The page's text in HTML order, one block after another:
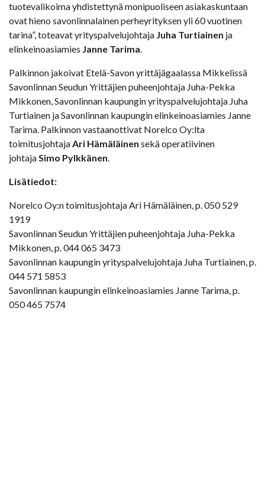
tuotevalikoima yhdistettynä monipuoliseen asiakaskuntaan
ovat hieno savonlinnalainen perheyrityksen yli 60 vuotinen
tarina”, toteavat yrityspalvelujohtaja Juha Turtiainen ja
elinkeinoasiamies Janne Tarima.
Palkinnon jakoivat Etelä-Savon yrittäjägaalassa Mikkelissä
Savonlinnan Seudun Yrittäjien puheenjohtaja Juha-Pekka
Mikkonen, Savonlinnan kaupungin yrityspalvelujohtaja Juha
Turtiainen ja Savonlinnan kaupungin elinkeinoasiamies Janne
Tarima. Palkinnon vastaanottivat Norelco Oy:lta
toimitusjohtajaAri Hämäläinen sekä operatiivinen
johtajaSimo Pylkkänen.
Lisätiedot:
Norelco Oy:n toimitusjohtaja Ari Hämäläinen, p. 050 529
1919
Savonlinnan Seudun Yrittäjien puheenjohtaja Juha-Pekka
Mikkonen, p. 044 065 3473
Savonlinnan kaupungin yrityspalvelujohtaja Juha Turtiainen, p.
044 571 5853
Savonlinnan kaupungin elinkeinoasiamies Janne Tarima, p.
050 465 7574